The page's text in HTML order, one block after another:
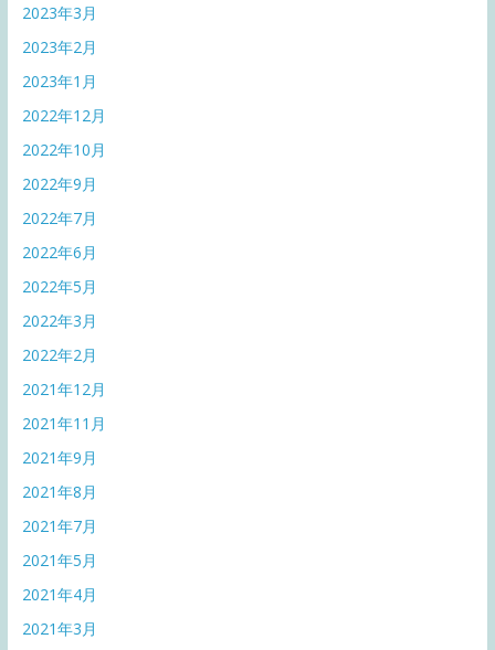
2023年3月
2023年2月
2023年1月
2022年12月
2022年10月
2022年9月
2022年7月
2022年6月
2022年5月
2022年3月
2022年2月
2021年12月
2021年11月
2021年9月
2021年8月
2021年7月
2021年5月
2021年4月
2021年3月